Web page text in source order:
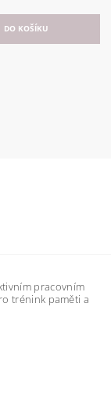
pracovním
trénink paměti a